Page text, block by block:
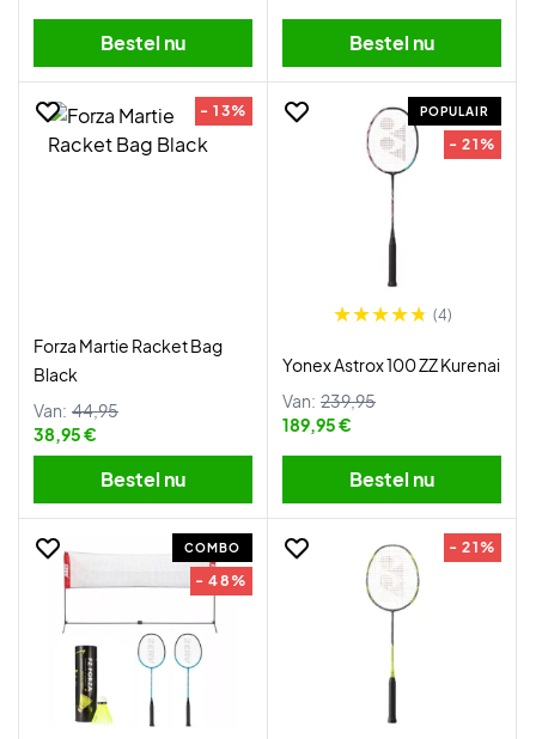
Bestel nu Bestel nu
- 13%
Forza Martie Racket Bag
Black
Van: 44,95
38,95 €
Bestel nu
POPULAIR
- 21%
(4)
Yonex Astrox 100 ZZ Kurenai
Van: 239,95
189,95 €
Bestel nu
COMBO
- 48%
- 21%